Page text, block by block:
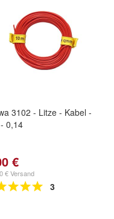
3102 - Litze - Kabel -
0,14
€
€ Versand
3